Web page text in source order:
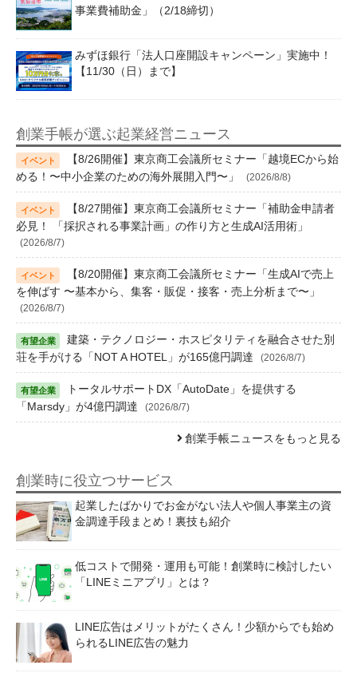
事業費補助金」（2/18締切）
みずほ銀行「法人口座開設キャンペーン」実施中！
【11/30（日）まで】
創業手帳が選ぶ起業経営ニュース
【8/26開催】東京商工会議所セミナー「越境ECから始
める！〜中小企業のための海外展開入門〜」
(2026/8/8)
【8/27開催】東京商工会議所セミナー「補助金申請者
必見！ 「採択される事業計画」の作り方と生成AI活用術」
(2026/8/7)
【8/20開催】東京商工会議所セミナー「生成AIで売上
を伸ばす 〜基本から、集客・販促・接客・売上分析まで〜」
(2026/8/7)
建築・テクノロジー・ホスピタリティを融合させた別
荘を手がける「NOT A HOTEL」が165億円調達
(2026/8/7)
トータルサポートDX「AutoDate」を提供する
「Marsdy」が4億円調達
(2026/8/7)
創業手帳ニュースをもっと見る
創業時に役立つサービス
起業したばかりでお金がない法人や個人事業主の資
金調達手段まとめ！裏技も紹介
低コストで開発・運用も可能！創業時に検討したい
「LINEミニアプリ」とは？
LINE広告はメリットがたくさん！少額からでも始め
られるLINE広告の魅力